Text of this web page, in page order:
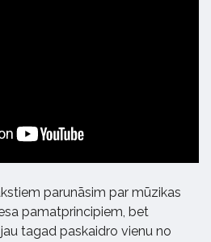
parunāsim par mūzikas
pamatprincipiem, bet
tagad paskaidro vienu no